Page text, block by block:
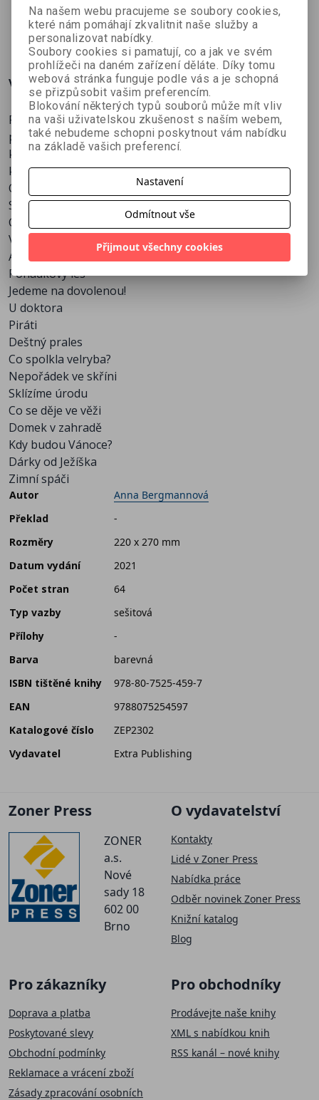
134 Kč 149 Kč
čky:
Čarodějnice
& to nej!
Andresová
116 Kč 129 Kč
dvojka
Schmiedtová
359 Kč
Více o knize
Prosvětlovačky jsou zábavné kresby, které musíte
prozkoumat s baterkou. Čeká na vás 17 prosvětlovaček
k prozkoumání a spousta úkolů z časopisu Dráček,
který je určen nejmenším dětem od 3 do 7 let.
Obsah:
Starobylý hrad
Co je v dědově garáži?
Včelí úl
Archeologické vykopávky
Pohádkový les
Jedeme na dovolenou!
U doktora
Piráti
Deštný prales
Co spolkla velryba?
Nepořádek ve skříni
Sklízíme úrodu
Co se děje ve věži
Domek v zahradě
Kdy budou Vánoce?
Dárky od Ježíška
Zimní spáči
Autor
Anna Bergmannová
Překlad
-
Rozměry
220 x 270 mm
Datum vydání
2021
Počet stran
64
Typ vazby
sešitová
Přílohy
-
Barva
barevná
ISBN tištěné knihy
978-80-7525-459-7
EAN
9788075254597
Katalogové číslo
ZEP2302
Vydavatel
Extra Publishing
Zoner Press
ZONER
a.s.
Nové
sady 18
602 00
Brno
O vydavatelství
Kontakty
Lidé v Zoner Press
Nabídka práce
Odběr novinek Zoner Press
Knižní katalog
Blog
Pro zákazníky
Doprava a platba
Poskytované slevy
Obchodní podmínky
Reklamace a vrácení zboží
Zásady zpracování osobních
Pro obchodníky
Prodávejte naše knihy
XML s nabídkou knih
RSS kanál – nové knihy
Na našem webu pracujeme se soubory cookies,
které nám pomáhají zkvalitnit naše služby a
personalizovat nabídky.
Soubory cookies si pamatují, co a jak ve svém
prohlížeči na daném zařízení děláte. Díky tomu
webová stránka funguje podle vás a je schopná
se přizpůsobit vašim preferencím.
Blokování některých typů souborů může mít vliv
na vaši uživatelskou zkušenost s naším webem,
také nebudeme schopni poskytnout vám nabídku
na základě vašich preferencí.
Nastavení
Odmítnout vše
Přijmout všechny cookies